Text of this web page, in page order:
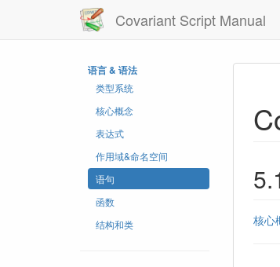
Covariant Script Manual
语言 & 语法
类型系统
核心概念
表达式
作用域&命名空间
语句
函数
结构和类
核心